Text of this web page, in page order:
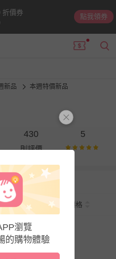
折價券
點我領券
新品 本週特價新品
430
則評價
5
上市 價格
瀏覽
的購物體驗